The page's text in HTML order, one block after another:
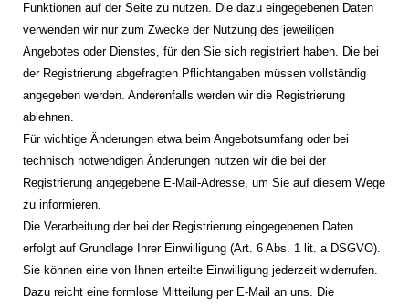
Funktionen auf der Seite zu nutzen. Die dazu eingegebenen Daten
verwenden wir nur zum Zwecke der Nutzung des jeweiligen
Angebotes oder Dienstes, für den Sie sich registriert haben. Die bei
der Registrierung abgefragten Pflichtangaben müssen vollständig
angegeben werden. Anderenfalls werden wir die Registrierung
ablehnen.
Für wichtige Änderungen etwa beim Angebotsumfang oder bei
technisch notwendigen Änderungen nutzen wir die bei der
Registrierung angegebene E-Mail-Adresse, um Sie auf diesem Wege
zu informieren.
Die Verarbeitung der bei der Registrierung eingegebenen Daten
erfolgt auf Grundlage Ihrer Einwilligung (Art. 6 Abs. 1 lit. a DSGVO).
Sie können eine von Ihnen erteilte Einwilligung jederzeit widerrufen.
Dazu reicht eine formlose Mitteilung per E-Mail an uns. Die